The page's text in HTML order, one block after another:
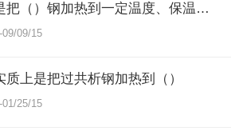
[单选] 不完全退火是把（）钢加热到一定温度、保温后缓冷的一种操作。
09/15
上是把过共析钢加热到（）
25/15